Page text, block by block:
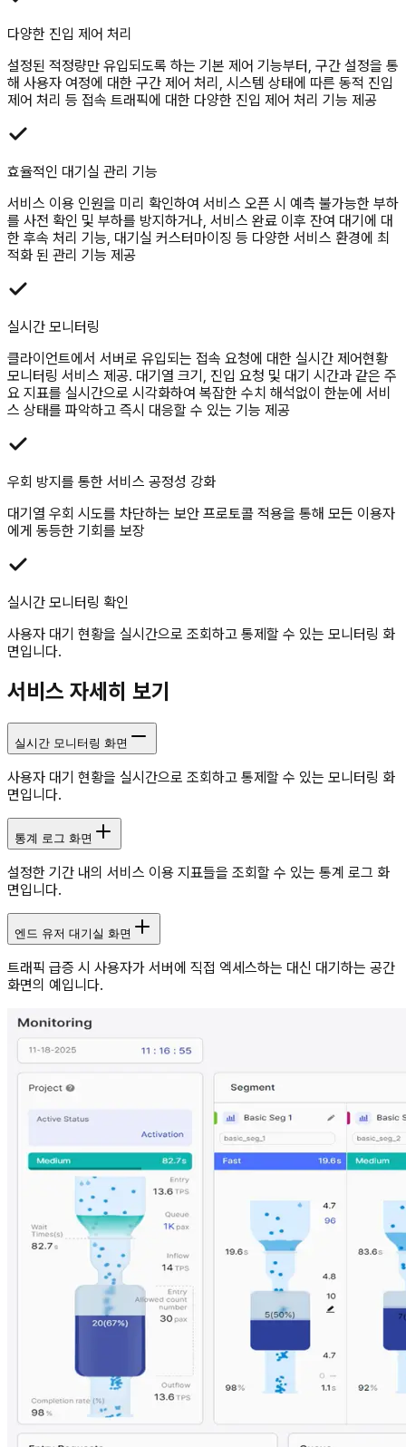
다양한 진입 제어 처리
설정된 적정량만 유입되도록 하는 기본 제어 기능부터, 구간 설정을 통
해 사용자 여정에 대한 구간 제어 처리, 시스템 상태에 따른 동적 진입
제어 처리 등 접속 트래픽에 대한 다양한 진입 제어 처리 기능 제공
효율적인 대기실 관리 기능
서비스 이용 인원을 미리 확인하여 서비스 오픈 시 예측 불가능한 부하
를 사전 확인 및 부하를 방지하거나, 서비스 완료 이후 잔여 대기에 대
한 후속 처리 기능, 대기실 커스터마이징 등 다양한 서비스 환경에 최
적화 된 관리 기능 제공
실시간 모니터링
클라이언트에서 서버로 유입되는 접속 요청에 대한 실시간 제어현황
모니터링 서비스 제공. 대기열 크기, 진입 요청 및 대기 시간과 같은 주
요 지표를 실시간으로 시각화하여 복잡한 수치 해석없이 한눈에 서비
스 상태를 파악하고 즉시 대응할 수 있는 기능 제공
우회 방지를 통한 서비스 공정성 강화
대기열 우회 시도를 차단하는 보안 프로토콜 적용을 통해 모든 이용자
에게 동등한 기회를 보장
실시간 모니터링 확인
사용자 대기 현황을 실시간으로 조회하고 통제할 수 있는 모니터링 화
면입니다.
서비스 자세히 보기
실시간 모니터링 화면
사용자 대기 현황을 실시간으로 조회하고 통제할 수 있는 모니터링 화
면입니다.
통계 로그 화면
설정한 기간 내의 서비스 이용 지표들을 조회할 수 있는 통계 로그 화
면입니다.
엔드 유저 대기실 화면
트래픽 급증 시 사용자가 서버에 직접 엑세스하는 대신 대기하는 공간
화면의 예입니다.